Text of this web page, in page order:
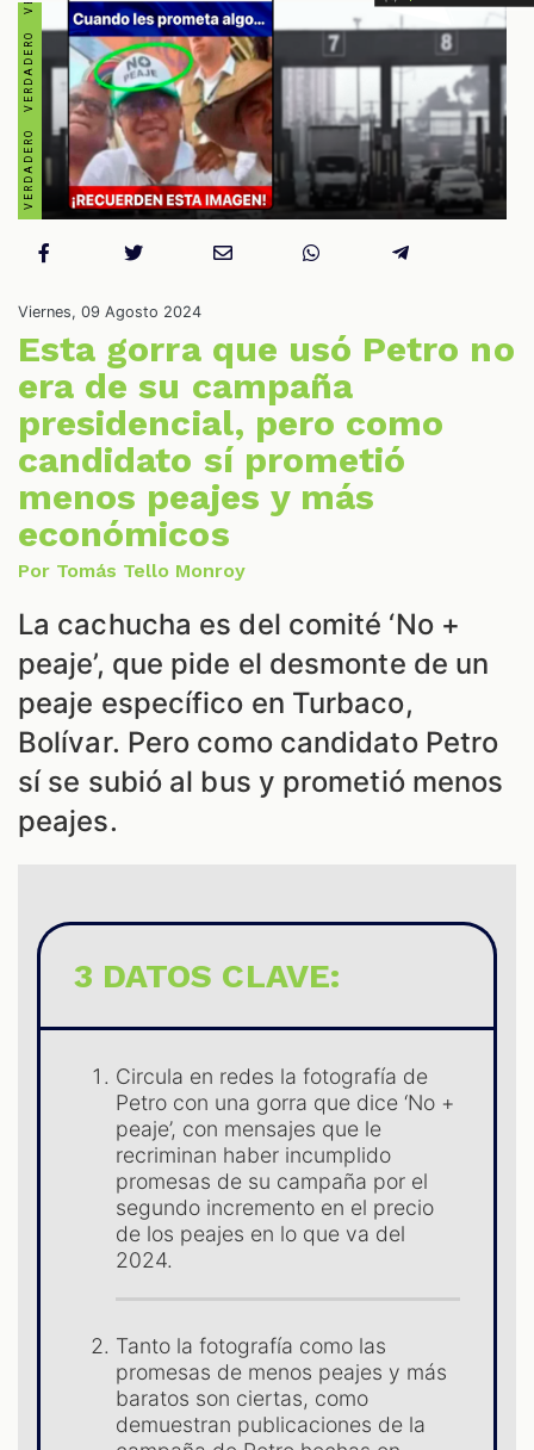
Viernes, 09 Agosto 2024
Esta gorra que usó Petro no
era de su campaña
presidencial, pero como
candidato sí prometió
menos peajes y más
económicos
Por Tomás Tello Monroy
La cachucha es del comité ‘No +
peaje’, que pide el desmonte de un
peaje específico en Turbaco,
Bolívar. Pero como candidato Petro
sí se subió al bus y prometió menos
peajes.
3 DATOS CLAVE:
Circula en redes la fotografía de
Petro con una gorra que dice ‘No +
peaje’, con mensajes que le
recriminan haber incumplido
promesas de su campaña por el
segundo incremento en el precio
de los peajes en lo que va del
2024.
Tanto la fotografía como las
promesas de menos peajes y más
baratos son ciertas, como
demuestran publicaciones de la